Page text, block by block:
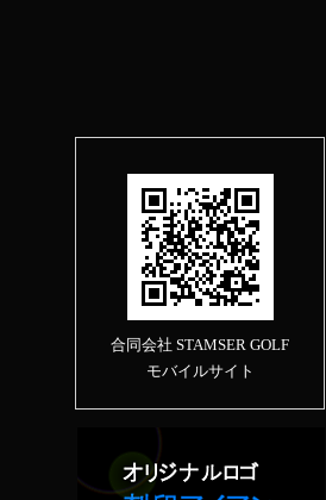
合同会社 STAMSER GOLF
モバイルサイト